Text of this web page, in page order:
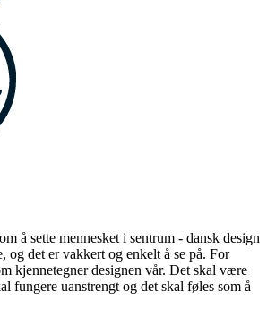
å sette mennesket i sentrum - dansk design
og det er vakkert og enkelt å se på. For
kjennetegner designen vår. Det skal være
fungere uanstrengt og det skal føles som å